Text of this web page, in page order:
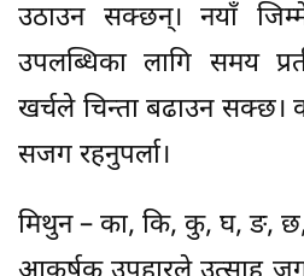
उठाउन सक्छन्। नयाँ
उपलब्धिका लागि समय
खर्चले चिन्ता बढाउन सक्छ।
सजग रहनुपर्ला।
मिथुन – का, कि, कु, घ, ङ,